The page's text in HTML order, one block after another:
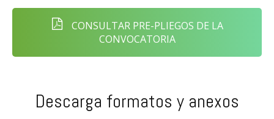
CONSULTAR PRE-PLIEGOS DE LA
CONVOCATORIA
Descarga formatos y anexos